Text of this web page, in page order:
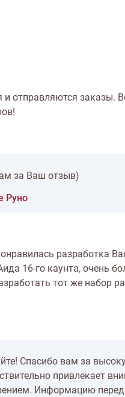
и отправляются
за Ваш отзыв)
Руно
разработка
16-го каунта, очень
тот же набор
Спасибо вам за
привлекает
Информацию